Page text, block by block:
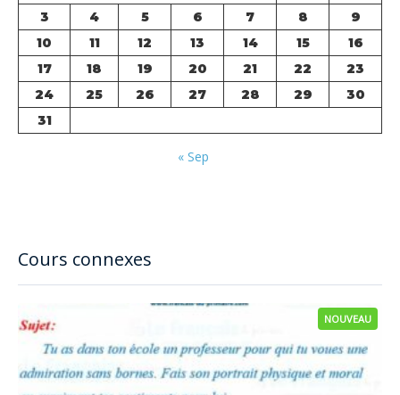
Cours connexes
NOUVEAU
3
4 5 6 7 8
9
10
11 12 13 14 15
16
17
18 19 20 21 22
23
24
25 26 27 28 29
30
31
« Sep